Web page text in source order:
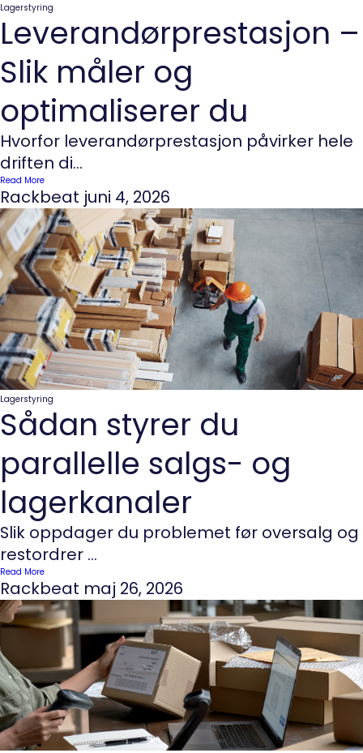
Lagerstyring
Leverandørprestasjon –
Slik måler og
optimaliserer du
Hvorfor leverandørprestasjon påvirker hele
driften di...
Read More
Rackbeat juni 4, 2026
Lagerstyring
Sådan styrer du
parallelle salgs- og
lagerkanaler
Slik oppdager du problemet før oversalg og
restordrer ...
Read More
Rackbeat maj 26, 2026